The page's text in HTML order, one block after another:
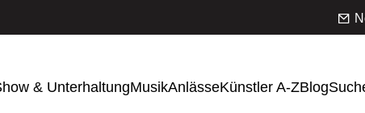
& UnterhaltungMusikAnlässeKünstler A-ZBlog